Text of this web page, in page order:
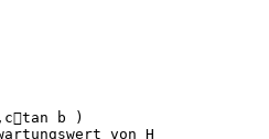
b )
von H